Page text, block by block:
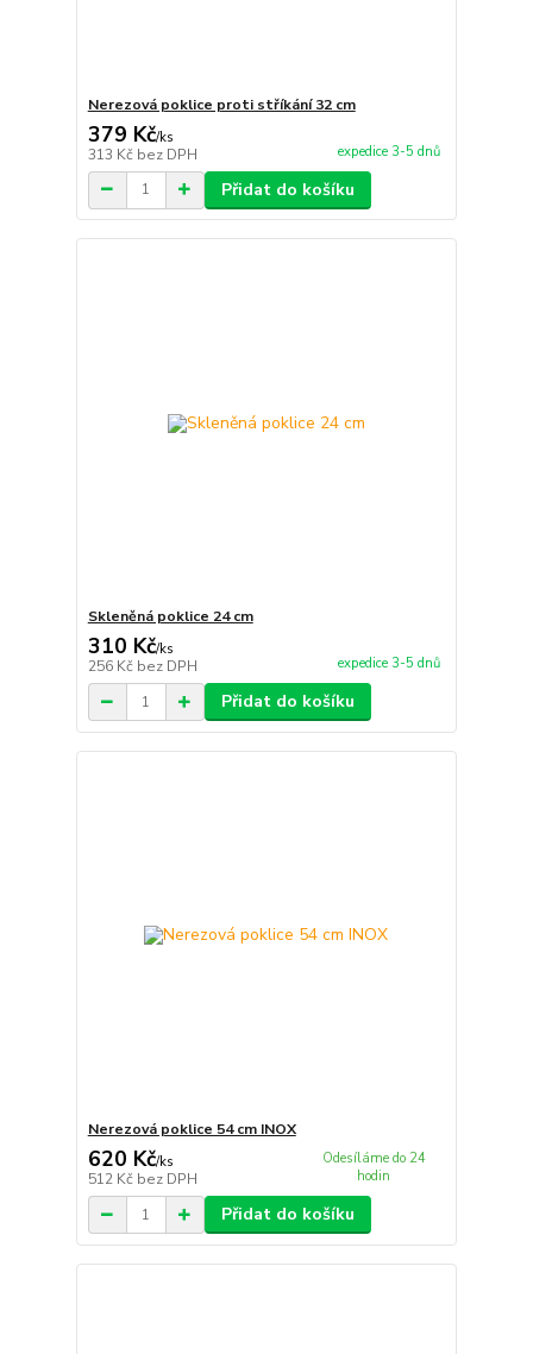
Nerezová poklice proti stříkání 32 cm
379 Kč/ks
313 Kč bez DPH expedice 3-5 dnů
Přidat do košíku
Skleněná poklice 24 cm
310 Kč/ks
256 Kč bez DPH expedice 3-5 dnů
Přidat do košíku
Nerezová poklice 54 cm INOX
620 Kč/ks
512 Kč bez DPH
Odesíláme do 24
hodin
Přidat do košíku